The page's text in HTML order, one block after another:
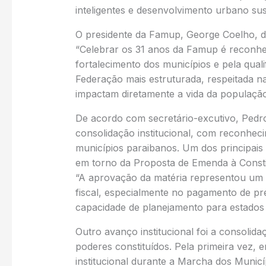
inteligentes e desenvolvimento urbano
O presidente da Famup, George Coelho,
“Celebrar os 31 anos da Famup é
fortalecimento dos municípios e pela
Federação mais estruturada, respeitada
impactam diretamente a vida da
De acordo com secretário-excutivo,
consolidação institucional, com
municípios paraibanos. Um dos
em torno da Proposta de Emenda à
“A aprovação da matéria representou
fiscal, especialmente no pagamento de
capacidade de planejamento para
Outro avanço institucional foi a
poderes constituídos. Pela primeira vez,
institucional durante a Marcha dos